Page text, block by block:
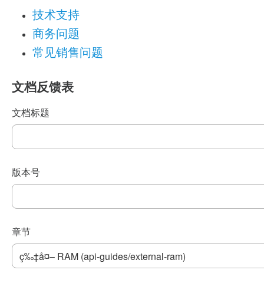
技术支持
商务问题
常见销售问题
文档反馈表
文档标题
版本号
章节